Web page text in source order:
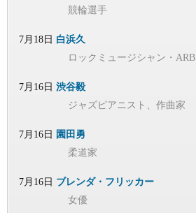
競輪選手
7月18日 白浜久
ロックミュージシャン・ARB
7月16日 渋谷毅
ジャズピアニスト、作曲家
7月16日 園田勇
柔道家
7月16日 ブレンダ・フリッカー
女優